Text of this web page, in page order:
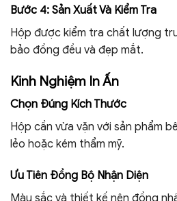
Bước 4: Sản Xuất Và Kiểm Tra
Hộp được kiểm tra chất lượng
bảo đồng đều và đẹp mắt.
Kinh Nghiệm In Ấn
Chọn Đúng Kích Thước
Hộp cần vừa vặn với sản phẩm
lẻo hoặc kém thẩm mỹ.
Ưu Tiên Đồng Bộ Nhận Diện
Màu sắc và thiết kế nên đồng